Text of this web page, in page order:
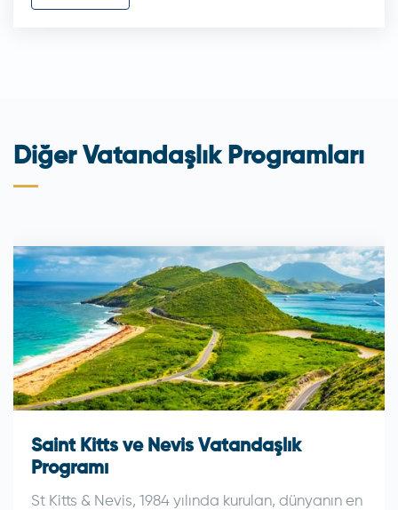
Diğer Vatandaşlık Programları
Saint Kitts ve Nevis Vatandaşlık
Programı
St Kitts & Nevis, 1984 yılında kurulan, dünyanın en